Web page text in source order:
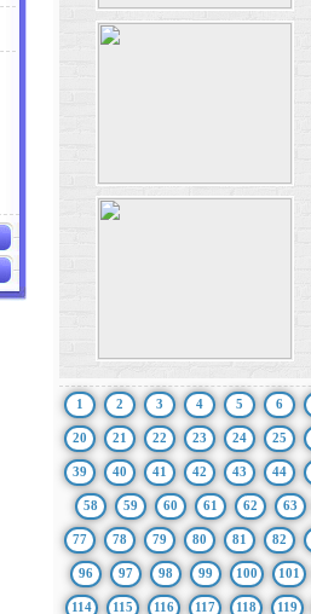
1 2 3 4 5 6
20 21 22 23 24 25
39 40 41 42 43 44
58 59 60 61 62 63
77 78 79 80 81 82
96 97 98 99 100 101
114 115 116 117 118 119